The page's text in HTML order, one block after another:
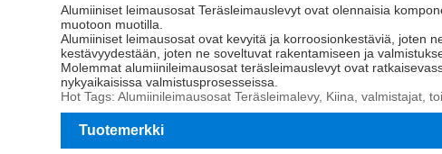
Alumiiniset leimausosat Teräsleimauslevyt ovat olennaisia
muotoon muotilla.
Alumiiniset leimausosat ovat kevyitä ja korroosionkestäviä, joten
kestävyydestään, joten ne soveltuvat rakentamiseen ja
Molemmat alumiinileimausosat teräsleimauslevyt ovat
nykyaikaisissa valmistusprosesseissa.
Hot Tags: Alumiinileimausosat Teräsleimalevy, Kiina, valmistajat,
Tuotemerkki